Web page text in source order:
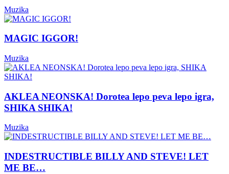
Muzika
MAGIC IGGOR!
Muzika
AKLEA NEONSKA! Dorotea lepo peva lepo igra,
SHIKA SHIKA!
Muzika
INDESTRUCTIBLE BILLY AND STEVE! LET
ME BE…